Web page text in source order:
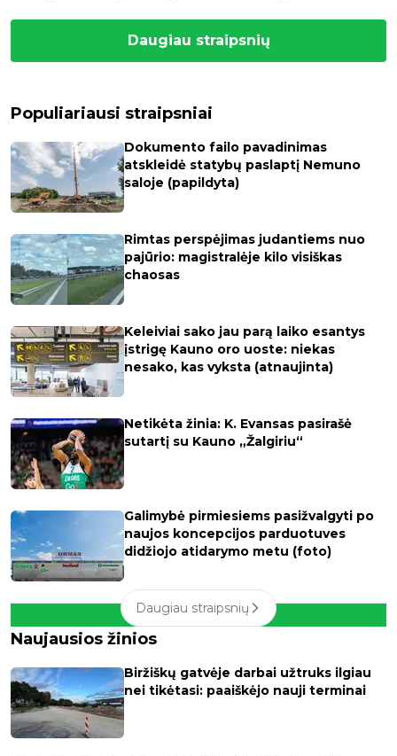
Daugiau straipsnių
Populiariausi straipsniai
Dokumento failo pavadinimas
atskleidė statybų paslaptį Nemuno
saloje (papildyta)
Rimtas perspėjimas judantiems nuo
pajūrio: magistralėje kilo visiškas
chaosas
Keleiviai sako jau parą laiko esantys
įstrigę Kauno oro uoste: niekas
nesako, kas vyksta (atnaujinta)
Netikėta žinia: K. Evansas pasirašė
sutartį su Kauno „Žalgiriu“
Galimybė pirmiesiems pasižvalgyti po
naujos koncepcijos parduotuves
didžiojo atidarymo metu (foto)
Daugiau straipsnių
Naujausios žinios
Biržiškų gatvėje darbai užtruks ilgiau
nei tikėtasi: paaiškėjo nauji terminai